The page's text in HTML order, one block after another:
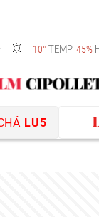
10°TEMP 45%
LU5